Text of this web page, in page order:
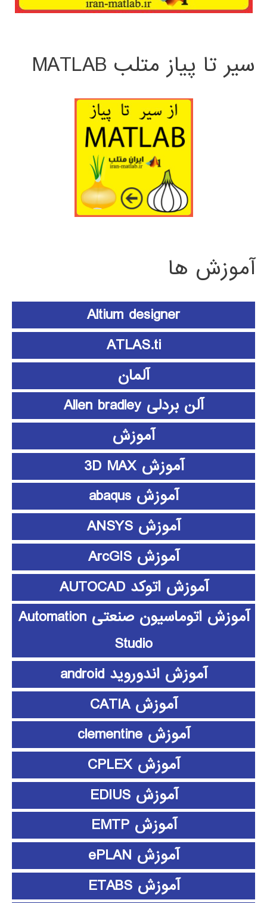
سیر تا پیاز متلب MATLAB
آموزش ها
Altium designer
ATLAS.ti
آلمان
آلن بردلی Allen bradley
آموزش
آموزش 3D MAX
آموزش abaqus
آموزش ANSYS
آموزش ArcGIS
آموزش اتوکد AUTOCAD
آموزش اتوماسیون صنعتی Automation
Studio
آموزش اندوروید android
آموزش CATIA
آموزش clementine
آموزش CPLEX
آموزش EDIUS
آموزش EMTP
آموزش ePLAN
آموزش ETABS